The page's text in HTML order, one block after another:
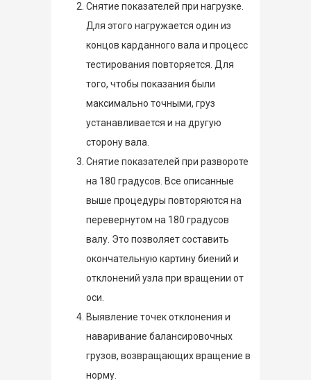
Снятие показателей при нагрузке.
Для этого нагружается один из
концов карданного вала и процесс
тестирования повторяется. Для
того, чтобы показания были
максимально точными, груз
устанавливается и на другую
сторону вала.
Снятие показателей при развороте
на 180 градусов. Все описанные
выше процедуры повторяются на
перевернутом на 180 градусов
валу. Это позволяет составить
окончательную картину биений и
отклонений узла при вращении от
оси.
Выявление точек отклонения и
наваривание балансировочных
грузов, возвращающих вращение в
норму.